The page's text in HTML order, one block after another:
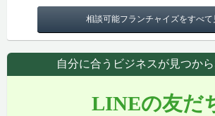
相談可能フランチャイズをすべて
自分に合うビジネスが見つか
LINEの友だ